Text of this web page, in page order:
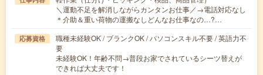
＼運動不足を解消しながらカンタンお仕事／→電話対応なし
＊介助＆重い荷物の運搬なしどんなお仕事なの…?…
応募資格
職種未経験OK / ブランクOK / パソコンスキル不要 / 英語力不
要
未経験OK！年齢不問→普段お家でされているシーツ替えが
できれば大丈夫です！